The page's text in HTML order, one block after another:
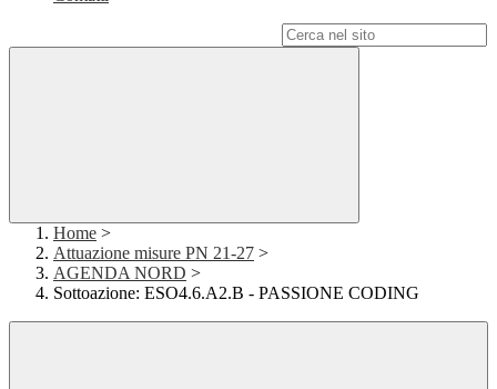
Home >
Attuazione misure PN 21-27 >
AGENDA NORD >
Sottoazione: ESO4.6.A2.B - PASSIONE CODING